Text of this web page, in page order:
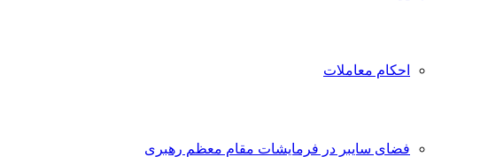
احکام معاملات
فضای سایبر در فرمایشات مقام معظم رهبری